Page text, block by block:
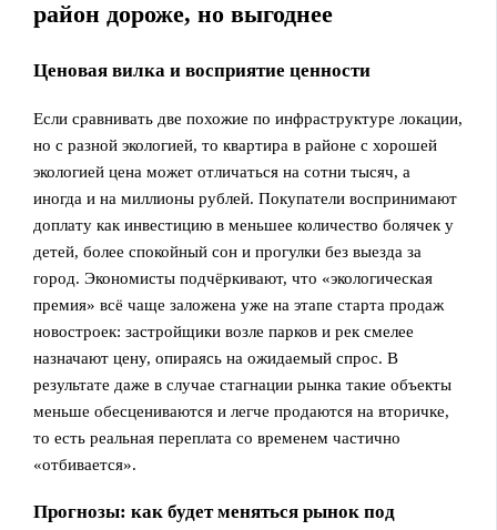
район дороже, но выгоднее
Ценовая вилка и восприятие ценности
Если сравнивать две похожие по инфраструктуре локации,
но с разной экологией, то квартира в районе с хорошей
экологией цена может отличаться на сотни тысяч, а
иногда и на миллионы рублей. Покупатели воспринимают
доплату как инвестицию в меньшее количество болячек у
детей, более спокойный сон и прогулки без выезда за
город. Экономисты подчёркивают, что «экологическая
премия» всё чаще заложена уже на этапе старта продаж
новостроек: застройщики возле парков и рек смелее
назначают цену, опираясь на ожидаемый спрос. В
результате даже в случае стагнации рынка такие объекты
меньше обесцениваются и легче продаются на вторичке,
то есть реальная переплата со временем частично
«отбивается».
Прогнозы: как будет меняться рынок под